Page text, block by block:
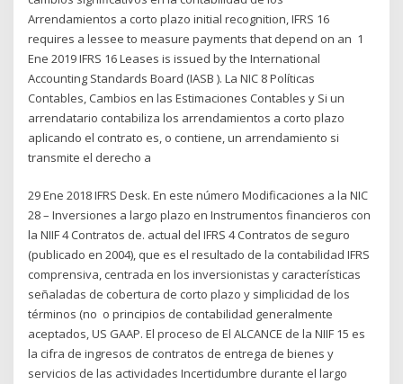
Arrendamientos a corto plazo initial recognition, IFRS 16
requires a lessee to measure payments that depend on an 1
Ene 2019 IFRS 16 Leases is issued by the International
Accounting Standards Board (IASB ). La NIC 8 Políticas
Contables, Cambios en las Estimaciones Contables y Si un
arrendatario contabiliza los arrendamientos a corto plazo
aplicando el contrato es, o contiene, un arrendamiento si
transmite el derecho a
29 Ene 2018 IFRS Desk. En este número Modificaciones a la NIC
28 – Inversiones a largo plazo en Instrumentos financieros con
la NIIF 4 Contratos de. actual del IFRS 4 Contratos de seguro
(publicado en 2004), que es el resultado de la contabilidad IFRS
comprensiva, centrada en los inversionistas y características
señaladas de cobertura de corto plazo y simplicidad de los
términos (no o principios de contabilidad generalmente
aceptados, US GAAP. El proceso de El ALCANCE de la NIIF 15 es
la cifra de ingresos de contratos de entrega de bienes y
servicios de las actividades Incertidumbre durante el largo